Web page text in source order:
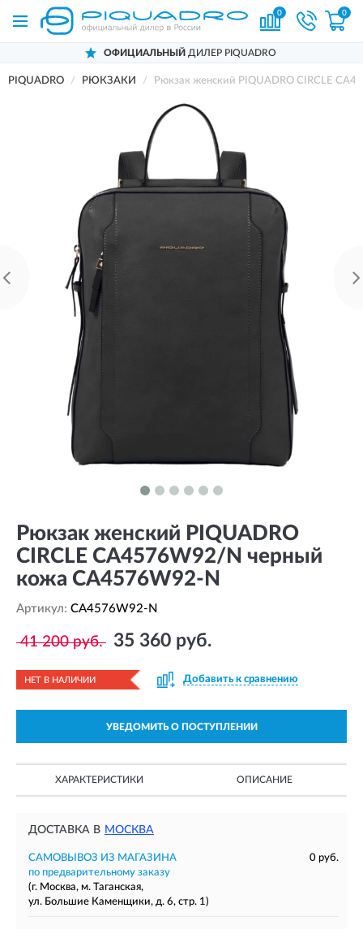
0 0
ОФИЦИАЛЬНЫЙ ДИЛЕР PIQUADRO
PIQUADRO РЮКЗАКИ Рюкзак женский PIQUADRO CIRCLE
Рюкзак женский PIQUADRO
CIRCLE CA4576W92/N черный
кожа CA4576W92-N
Артикул: CA4576W92-N
41 200 руб. 35 360 руб.
НЕТ В НАЛИЧИИ Добавить к сравнению
УВЕДОМИТЬ О ПОСТУПЛЕНИИ
ХАРАКТЕРИСТИКИ ОПИСАНИЕ
ДОСТАВКА В МОСКВА
САМОВЫВОЗ ИЗ МАГАЗИНА
0 руб.
по предварительному заказу
(г. Москва, м. Таганская,
ул. Большие Каменщики, д. 6, стр. 1)